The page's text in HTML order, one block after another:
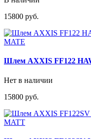
15800 руб.
Шлем AXXIS FF122
Нет в наличии
15800 руб.